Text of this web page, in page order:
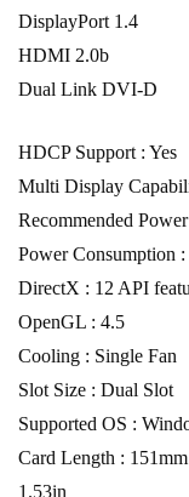
DisplayPort 1.4
HDMI 2.0b
Dual Link DVI-D
HDCP Support : Yes
Multi Display
Recommended
Power Consumption
DirectX : 12 API
OpenGL : 4.5
Cooling : Single Fan
Slot Size : Dual Slot
Supported OS :
Card Length :
1.53in